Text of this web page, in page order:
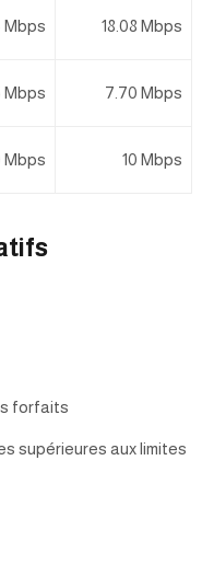
Mbps 18.08 Mbps
Mbps 7.70 Mbps
Mbps 10 Mbps
forfaits
supérieures aux limites